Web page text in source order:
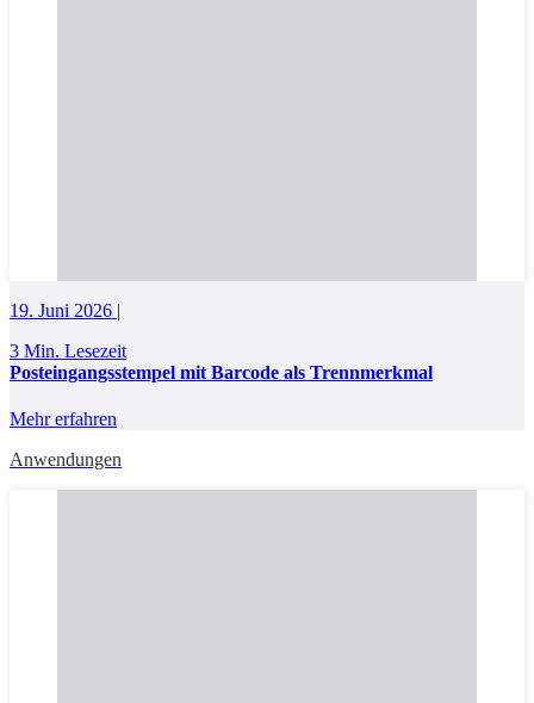
19. Juni 2026 |
3 Min. Lesezeit
Posteingangsstempel mit Barcode als Trennmerkmal
Mehr erfahren
Anwendungen